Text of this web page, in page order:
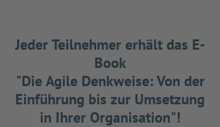
Jeder Teilnehmer erhält das E-
Book
"Die Agile Denkweise: Von der
Einführung bis zur Umsetzung
in Ihrer Organisation"!